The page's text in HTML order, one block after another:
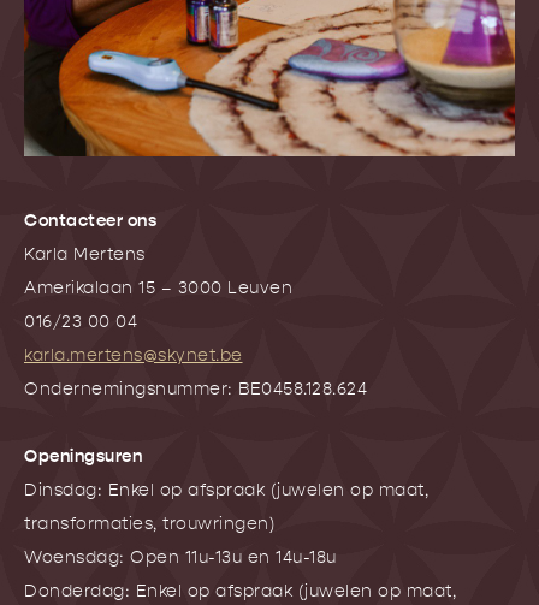
Contacteer ons
Karla Mertens
Amerikalaan 15 – 3000 Leuven
016/23 00 04
karla.mertens@skynet.be
Ondernemingsnummer: BE0458.128.624
Openingsuren
Dinsdag: Enkel op afspraak (juwelen op maat,
transformaties, trouwringen)
Woensdag: Open 11u-13u en 14u-18u
Donderdag: Enkel op afspraak (juwelen op maat,